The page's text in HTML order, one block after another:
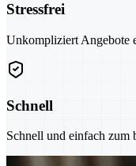
Stressfrei
Unkompliziert Angebote
Schnell
Schnell und einfach zum